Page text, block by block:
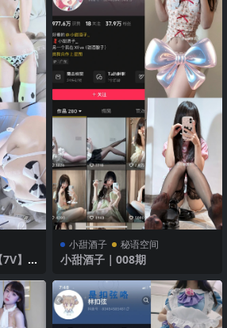
】2
小甜酒子 秘语空间
小甜酒子｜008期